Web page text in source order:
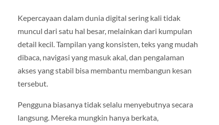
Kepercayaan dalam dunia digital sering kali tidak
muncul dari satu hal besar, melainkan dari kumpulan
detail kecil. Tampilan yang konsisten, teks yang mudah
dibaca, navigasi yang masuk akal, dan pengalaman
akses yang stabil bisa membantu membangun kesan
tersebut.
Pengguna biasanya tidak selalu menyebutnya secara
langsung. Mereka mungkin hanya berkata,